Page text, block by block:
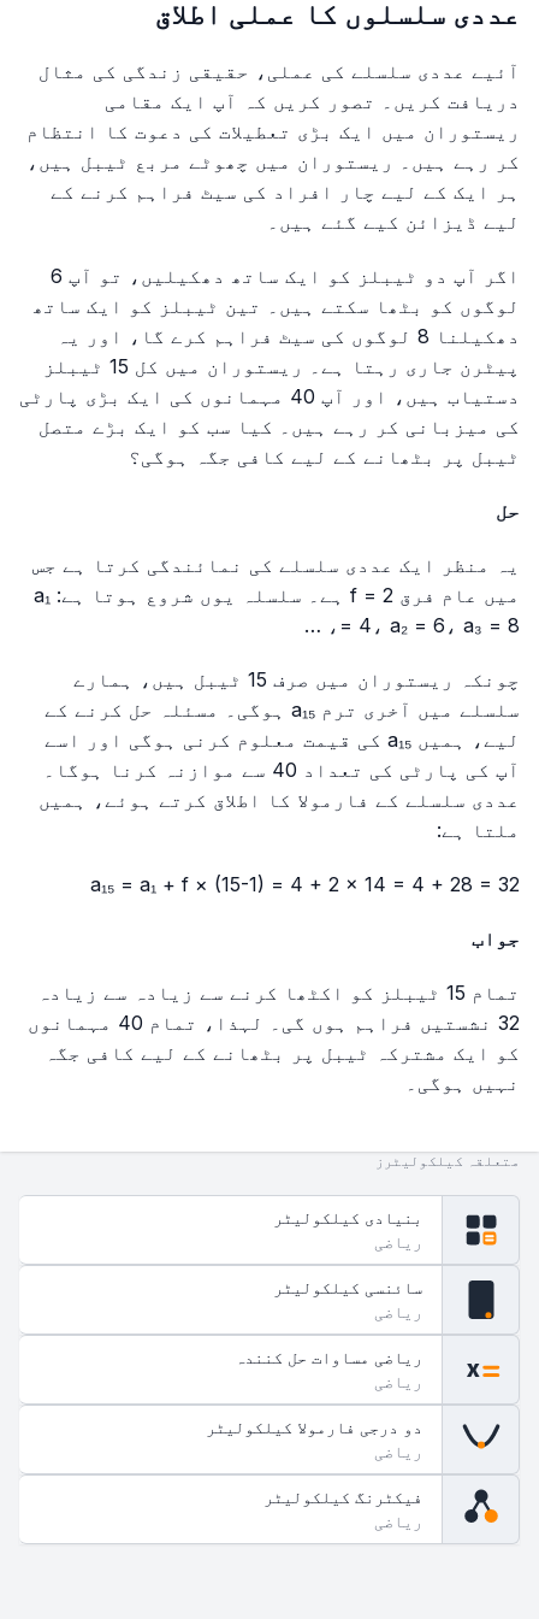
عددی سلسلوں کا عملی اطلاق
آئیے عددی سلسلے کی عملی، حقیقی زندگی کی مثال
دریافت کریں۔ تصور کریں کہ آپ ایک مقامی
ریستوران میں ایک بڑی تعطیلات کی دعوت کا انتظام
کر رہے ہیں۔ ریستوران میں چھوٹے مربع ٹیبل ہیں،
ہر ایک کے لیے چار افراد کی سیٹ فراہم کرنے کے
لیے ڈیزائن کیے گئے ہیں۔
اگر آپ دو ٹیبلز کو ایک ساتھ دھکیلیں، تو آپ 6
لوگوں کو بٹھا سکتے ہیں۔ تین ٹیبلز کو ایک ساتھ
دھکیلنا 8 لوگوں کی سیٹ فراہم کرے گا، اور یہ
پیٹرن جاری رہتا ہے۔ ریستوران میں کل 15 ٹیبلز
دستیاب ہیں، اور آپ 40 مہمانوں کی ایک بڑی پارٹی
کی میزبانی کر رہے ہیں۔ کیا سب کو ایک بڑے متصل
ٹیبل پر بٹھانے کے لیے کافی جگہ ہوگی؟
حل
یہ منظر ایک عددی سلسلے کی نمائندگی کرتا ہے جس
میں عام فرق f = 2 ہے۔ سلسلہ یوں شروع ہوتا ہے: a₁
= 4، a₂ = 6، a₃ = 8، …
چونکہ ریستوران میں صرف 15 ٹیبل ہیں، ہمارے
سلسلے میں آخری ترم a₁₅ ہوگی۔ مسئلہ حل کرنے کے
لیے، ہمیں a₁₅ کی قیمت معلوم کرنی ہوگی اور اسے
آپ کی پارٹی کی تعداد 40 سے موازنہ کرنا ہوگا۔
عددی سلسلے کے فارمولا کا اطلاق کرتے ہوئے، ہمیں
ملتا ہے:
a₁₅ = a₁ + f × (15-1) = 4 + 2 × 14 = 4 + 28 = 32
جواب
تمام 15 ٹیبلز کو اکٹھا کرنے سے زیادہ سے زیادہ
32 نشستیں فراہم ہوں گی۔ لہذا، تمام 40 مہمانوں
کو ایک مشترکہ ٹیبل پر بٹھانے کے لیے کافی جگہ
نہیں ہوگی۔
متعلقہ کیلکولیٹرز
بنیادی کیلکولیٹر
ریاضی
سائنسی کیلکولیٹر
ریاضی
x
ریاضی مساوات حل کنندہ
ریاضی
دو درجی فارمولا کیلکولیٹر
ریاضی
فیکٹرنگ کیلکولیٹر
ریاضی